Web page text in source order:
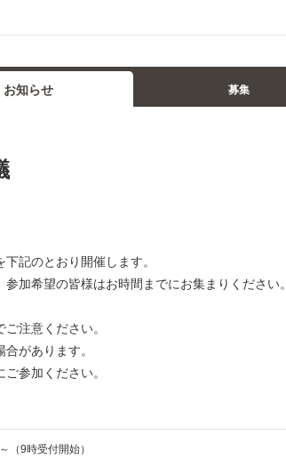
お知らせ 募集
記のとおり開催します。
加希望の皆様はお時間までにお集まりください。
注意ください。
があります。
参加ください。
（9時受付開始）